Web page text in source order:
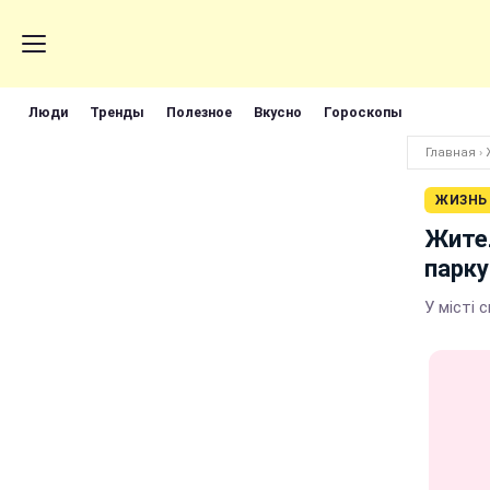
Люди Тренды Полезное Вкусно Гороскопы
Главная ›
ЖИЗНЬ
У місті